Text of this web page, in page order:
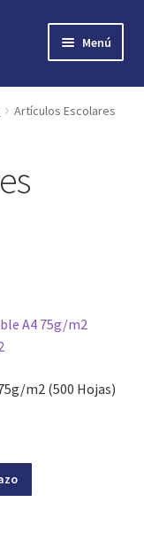
Menú
Artículos Escolares
m2 (500 Hojas)